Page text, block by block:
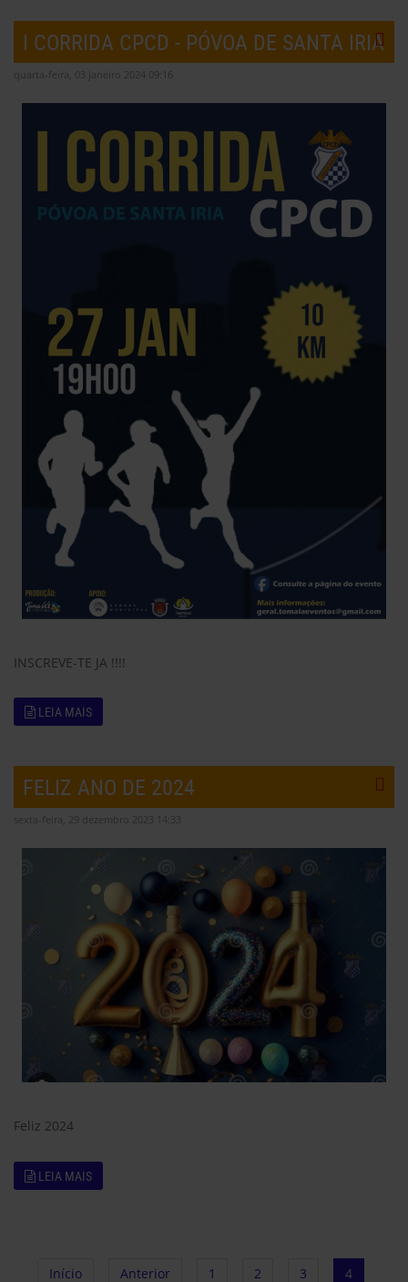
I CORRIDA CPCD - PÓVOA DE SANTA IRIA
quarta-feira, 03 janeiro 2024 09:16
INSCREVE-TE JA !!!!
LEIA MAIS
FELIZ ANO DE 2024
sexta-feira, 29 dezembro 2023 14:33
Feliz 2024
LEIA MAIS
Início Anterior 1 2 3 4